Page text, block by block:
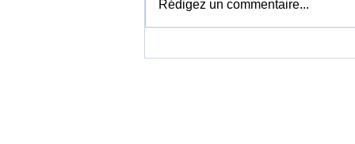
Rédigez un commentaire...